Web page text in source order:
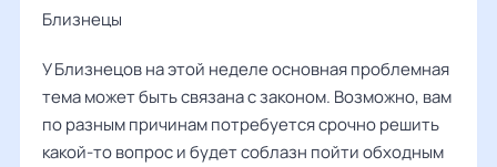
Близнецы
У Близнецов на этой неделе основная проблемная
тема может быть связана с законом. Возможно, вам
по разным причинам потребуется срочно решить
какой-то вопрос и будет соблазн пойти обходным